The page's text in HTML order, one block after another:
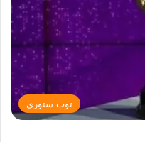
توب ستوري